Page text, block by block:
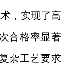
，实现了高
合格率显著
杂工艺要求